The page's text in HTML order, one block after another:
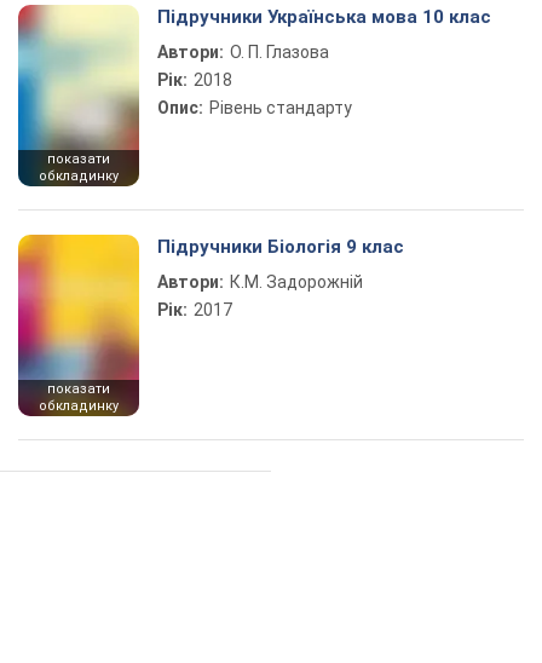
показати
обкладинку
Підручники Українська мова 10 клас
Автори: О. П. Глазова
Рік: 2018
Опис: Рівень стандарту
показати
обкладинку
Підручники Біологія 9 клас
Автори: К.М. Задорожній
Рік: 2017